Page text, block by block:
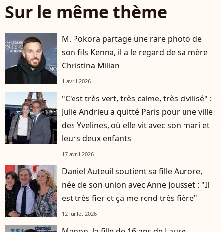
Sur le même thème
M. Pokora partage une rare photo de
son fils Kenna, il a le regard de sa mère
Christina Milian
1 avril 2026
"C'est très vert, très calme, très civilisé" :
Julie Andrieu a quitté Paris pour une ville
des Yvelines, où elle vit avec son mari et
leurs deux enfants
17 avril 2026
Daniel Auteuil soutient sa fille Aurore,
née de son union avec Anne Jousset : "Il
est très fier et ça me rend très fière"
12 juillet 2026